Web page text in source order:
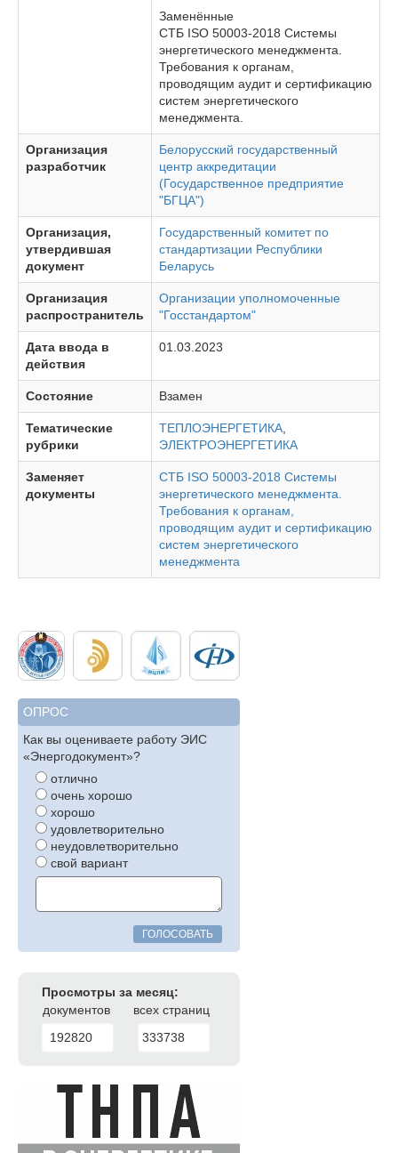
Заменённые
СТБ ISO 50003-2018 Системы
энергетического менеджмента.
Требования к органам,
проводящим аудит и сертификацию
систем энергетического
менеджмента.
Организация
разработчик
Белорусский государственный
центр аккредитации
(Государственное предприятие
"БГЦА")
Организация,
утвердившая
документ
Государственный комитет по
стандартизации Республики
Беларусь
Организация
распространитель
Организации уполномоченные
"Госстандартом"
Дата ввода в
действия
01.03.2023
Состояние Взамен
Тематические
рубрики
ТЕПЛОЭНЕРГЕТИКА,
ЭЛЕКТРОЭНЕРГЕТИКА
Заменяет
документы
СТБ ISO 50003-2018 Системы
энергетического менеджмента.
Требования к органам,
проводящим аудит и сертификацию
систем энергетического
менеджмента
ОПРОС
Как вы оцениваете работу ЭИС
«Энергодокумент»?
отлично
очень хорошо
хорошо
удовлетворительно
неудовлетворительно
свой вариант
ГОЛОСОВАТЬ
Просмотры за месяц:
документов
всех страниц
192820
333738